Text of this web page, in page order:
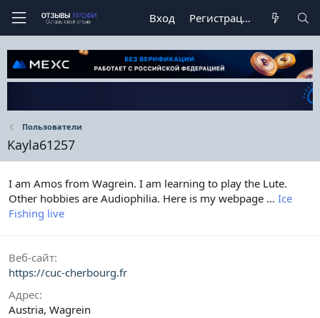
Вход Регистрация
Пользователи
Kayla61257
I am Amos from Wagrein. I am learning to play the Lute.
Other hobbies are Audiophilia. Here is my webpage ... Ice
Fishing live
Веб-сайт
https://cuc-cherbourg.fr
Адрес
Austria, Wagrein